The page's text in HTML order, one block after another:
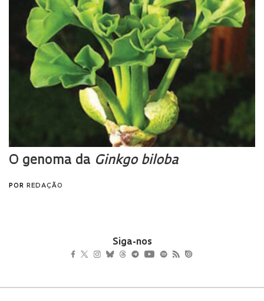
Siga-nos